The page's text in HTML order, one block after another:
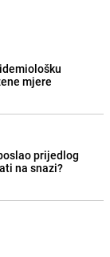
mjere
prijedlog
na snazi?